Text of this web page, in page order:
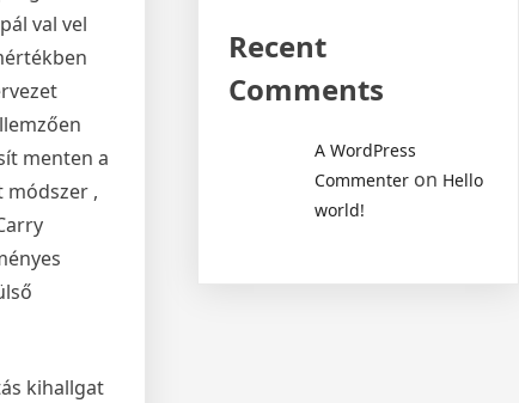
val vel
menten a
módszer ,
kihallgat
Recent
Comments
A WordPress
Commenter on Hello
world!